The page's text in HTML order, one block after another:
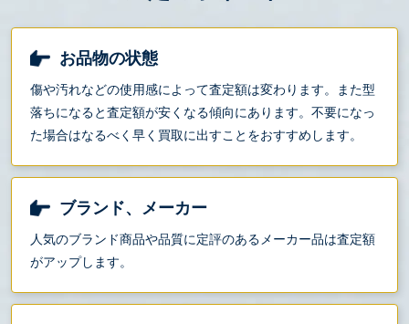
お品物の状態
傷や汚れなどの使用感によって査定額は変わります。また型
落ちになると査定額が安くなる傾向にあります。不要になっ
た場合はなるべく早く買取に出すことをおすすめします。
ブランド、メーカー
人気のブランド商品や品質に定評のあるメーカー品は査定額
がアップします。